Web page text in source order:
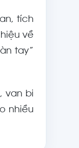
tích
về
tay”
, van bi
nhiều